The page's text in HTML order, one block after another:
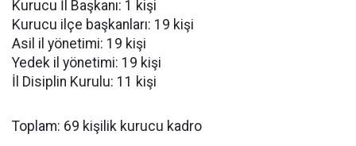
Kurucu İl Başkanı: 1 kişi
Kurucu ilçe başkanları: 19 kişi
Asil il yönetimi: 19 kişi
Yedek il yönetimi: 19 kişi
İl Disiplin Kurulu: 11 kişi
Toplam: 69 kişilik kurucu kadro